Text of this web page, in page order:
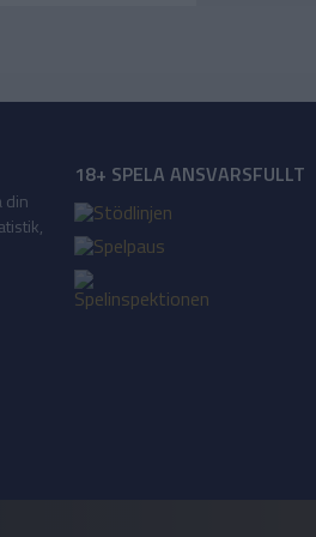
din
18+ SPELA ANSVARSFULLT